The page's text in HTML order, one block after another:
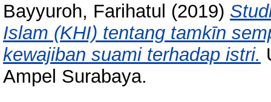
Bayyuroh, Farihatul (2019)
Islam (KHI) tentang tamkīn
kewajiban suami terhadap istri.
Ampel Surabaya.